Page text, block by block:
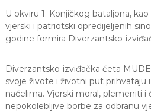
U okviru 1. Konjičkog bataljona,
vjerski i patriotski opredijeljenih
godine formira Diverzantsko-
Diverzantsko-izviđačka četa
svoje živote i životni put prihvataju
načelima. Vjerski moral, plemeniti i
nepokolebljive borbe za odbranu